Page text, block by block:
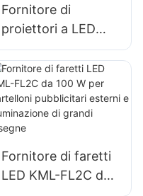
Fornitore di
proiettori a LED
KML-FL05 da 300
W, illuminazione per
porti e banchine
Fornitore di faretti
LED KML-FL2C da